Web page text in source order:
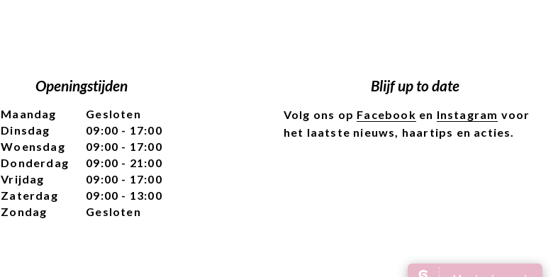
Openingstijden
Maandag
Gesloten
Dinsdag
09:00 - 17:00
Woensdag
09:00 - 17:00
Donderdag
09:00 - 21:00
Vrijdag
09:00 - 17:00
Zaterdag
09:00 - 13:00
Zondag
Gesloten
Blijf up to date
Volg ons op Facebook en Instagram voor
het laatste nieuws, haartips en acties.